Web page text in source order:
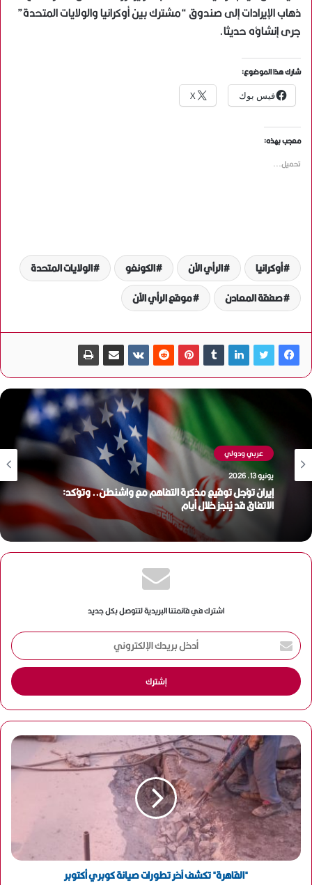
ذهاب الإيرادات إلى صندوق “مشترك بين أوكرانيا والولايات المتحدة”
جرى إنشاؤه حديثا.
شارك هذا الموضوع:
فيس بوك X
معجب بهذه:
تحميل...
أوكرانيا الرأي الآن الكونغو
الولايات المتحدة
صفقة المعادن
موقع الرأي الآن
عربي ودولي
يونيو 13, 2026
إيران تؤجل توقيع مذكرة التفاهم مع واشنطن.. وتؤكد:
الاتفاق قد يُنجز خلال أيام
اشترك في قائمتنا البريدية لتتوصل بكل جديد
أ
د
خ
ل
ر
ي
د
ك
ا
ل
إ
ل
ك
ت
ر
"القاهرة" تكشف آخر تطورات صيانة كوبري أكتوبر